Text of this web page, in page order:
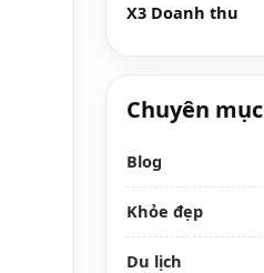
X3 Doanh thu
Chuyên mục
Blog
Khỏe đẹp
Du lịch